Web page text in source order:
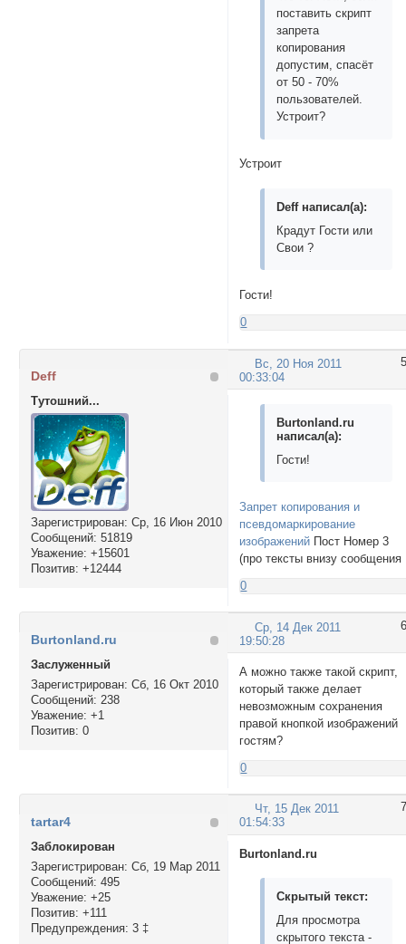
поставить скрипт
запрета
копирования
допустим, спасёт
от 50 - 70%
пользователей.
Устроит?
Устроит
Deff написал(а):
Крадут Гости или
Свои ?
Гости!
0
5
Вс, 20 Ноя 2011
00:33:04
Deff
Тутошний...
Зарегистрирован: Ср, 16 Июн 2010
Сообщений: 51819
Уважение: +15601
Позитив: +12444
Burtonland.ru
написал(а):
Гости!
Запрет копирования и
псевдомаркирование
изображений Пост Номер 3
(про тексты внизу сообщения
0
6
Ср, 14 Дек 2011
19:50:28
Burtonland.ru
Заслуженный
Зарегистрирован: Сб, 16 Окт 2010
Сообщений: 238
Уважение: +1
Позитив: 0
А можно также такой скрипт,
который также делает
невозможным сохранения
правой кнопкой изображений
гостям?
0
7
Чт, 15 Дек 2011
01:54:33
tartar4
Заблокирован
Зарегистрирован: Сб, 19 Мар 2011
Сообщений: 495
Уважение: +25
Позитив: +111
Предупреждения: 3 ‡
Burtonland.ru
Скрытый текст:
Для просмотра
скрытого текста -